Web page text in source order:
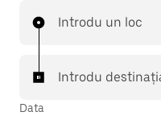
Introdu un loc
Introdu
Data